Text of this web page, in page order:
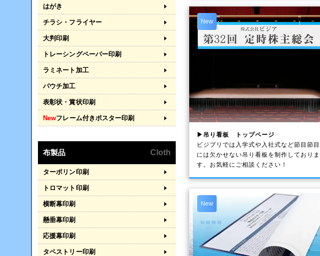
New
▶吊り看板 トップページ
ビジプリでは入学式や入社式など節目節目
には欠かせない吊り看板を制作しておりま
す。お気軽にご相談ください！
New
はがき
チラシ・フライヤー
大判印刷
トレーシングペーパー印刷
ラミネート加工
パウチ加工
表彰状・賞状印刷
Newフレーム付きポスター印刷
布製品 Cloth
ターポリン印刷
トロマット印刷
横断幕印刷
懸垂幕印刷
応援幕印刷
タペストリー印刷